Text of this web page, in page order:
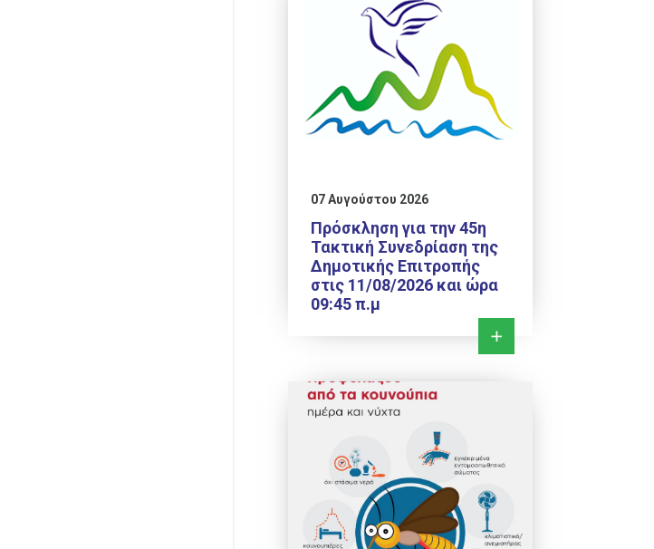
07 Αυγούστου 2026
Πρόσκληση για την 45η
Τακτική Συνεδρίαση της
Δημοτικής Επιτροπής
στις 11/08/2026 και ώρα
09:45 π.μ